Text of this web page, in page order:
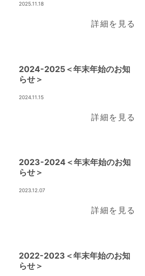
2025.11.18
詳細を見る
2024-2025＜年末年始のお知
らせ＞
2024.11.15
詳細を見る
2023-2024＜年末年始のお知
らせ＞
2023.12.07
詳細を見る
2022-2023＜年末年始のお知
らせ＞